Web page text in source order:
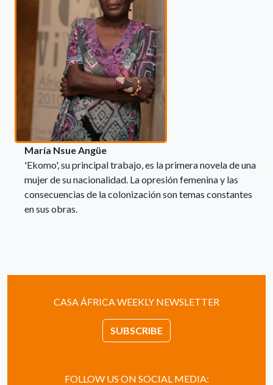
María Nsue Angüe
'Ekomo', su principal trabajo, es la primera novela de una
mujer de su nacionalidad. La opresión femenina y las
consecuencias de la colonización son temas constantes
en sus obras.
CASA ÁFRICA WEEKLY NEWSLETTER
SUBSCRIBE
FOLLOW US ON SOCIAL MEDIA: